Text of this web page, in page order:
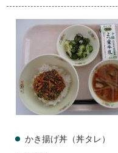
かき揚げ丼（丼タレ）